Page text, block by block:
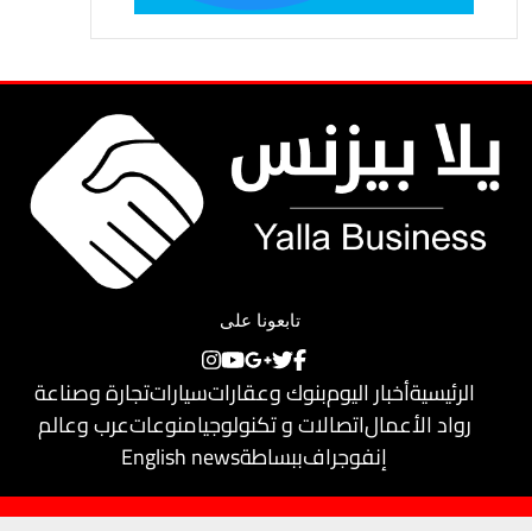
تابعونا على
الرئيسيةأخبار اليومبنوك وعقاراتسياراتتجارة وصناعة
رواد الأعمالاتصالات و تكنولوجيامنوعاتعرب وعالم
إنفوجرافببساطةEnglish news